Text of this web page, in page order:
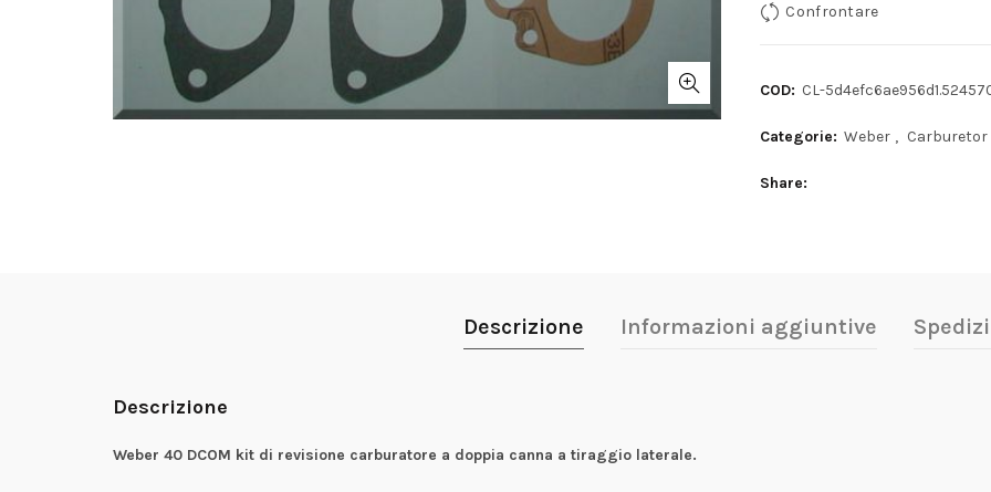
Confrontare
COD: CL-
Categorie: Weber ,
Share
Descrizione Informazioni aggiuntive
Descrizione
Weber 40 DCOM kit di revisione carburatore a doppia canna a tiraggio laterale.